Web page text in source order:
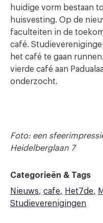
huidige vorm bestaan
huisvesting. Op de
faculteiten in de
café.
het café te gaan
vierde café aan
onderzocht.
Foto: een
Heidelberglaan 7
Categorieën & Tags
Nieuws
cafe Het7de
Studieverenigingen